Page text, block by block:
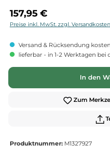
Regulärer Preis:
157,95 €
Preise inkl. MwSt. zzgl. Versandkosten
Versand & Rücksendung
lieferbar - in 1-2 Werktagen bei
In den
Zum
Produktnummer: M1327927